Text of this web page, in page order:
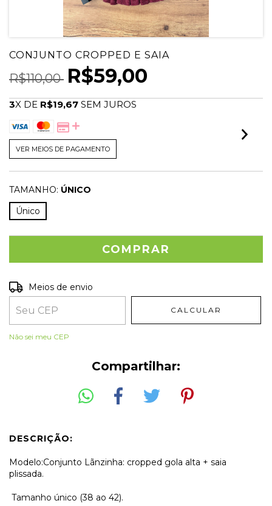
CONJUNTO CROPPED E SAIA
R$110,00 R$59,00
3X DE R$19,67 SEM JUROS
VER MEIOS DE PAGAMENTO
TAMANHO: ÚNICO
Único
Entregas para o CEP:
Meios de envio
CALCULAR
Não sei meu CEP
Compartilhar:
DESCRIÇÃO:
Modelo:Conjunto Lãnzinha: cropped gola alta + saia
plissada.
Tamanho único (38 ao 42).